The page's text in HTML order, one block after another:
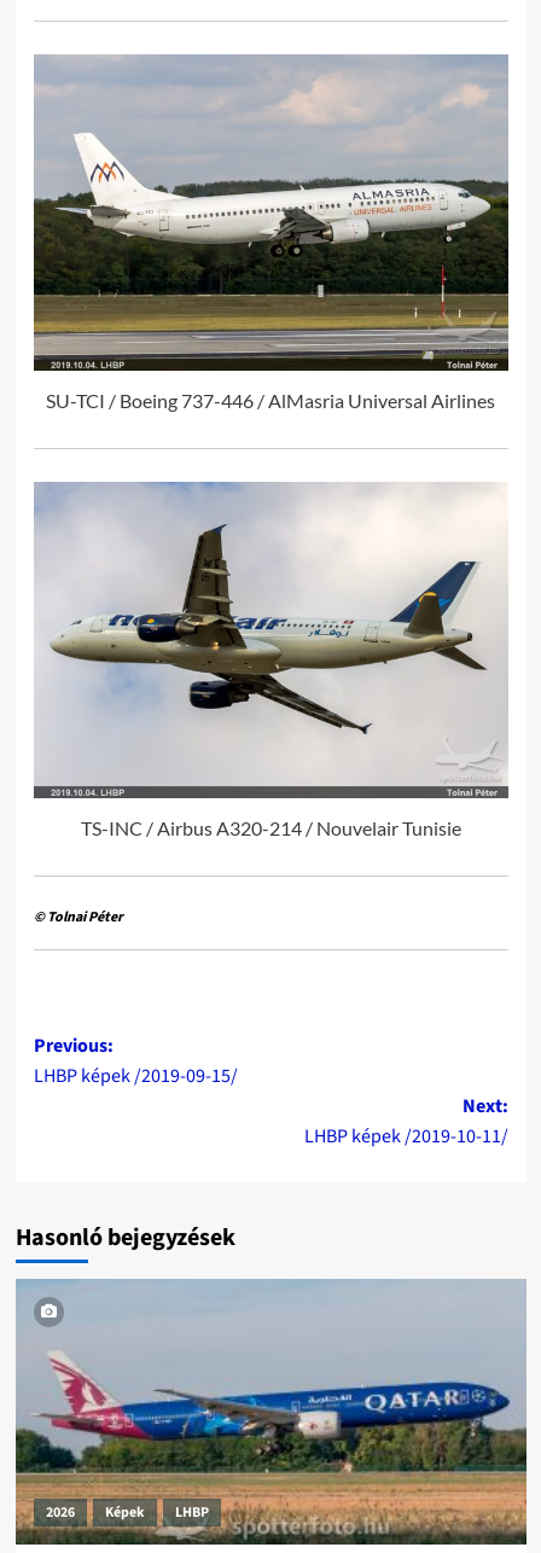
SU-TCI / Boeing 737-446 / AlMasria Universal Airlines
TS-INC / Airbus A320-214 / Nouvelair Tunisie
© Tolnai Péter
Post
navigation
Previous:
LHBP képek /2019-09-15/
Next:
LHBP képek /2019-10-11/
Hasonló bejegyzések
2026 Képek LHBP